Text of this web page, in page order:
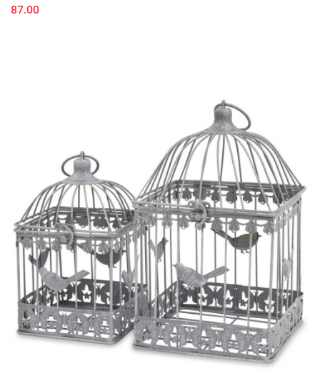
87.00